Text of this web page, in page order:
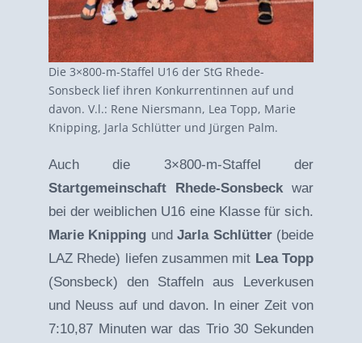
Die 3×800-m-Staffel U16 der StG Rhede-
Sonsbeck lief ihren Konkurrentinnen auf und
davon. V.l.: Rene Niersmann, Lea Topp, Marie
Knipping, Jarla Schlütter und Jürgen Palm.
Auch die 3×800-m-Staffel der
Startgemeinschaft Rhede-Sonsbeck war
bei der weiblichen U16 eine Klasse für sich.
Marie Knipping undJarla Schlütter(beide
LAZ Rhede) liefen zusammen mit Lea Topp
(Sonsbeck) den Staffeln aus Leverkusen
und Neuss auf und davon. In einer Zeit von
7:10,87 Minuten war das Trio 30 Sekunden